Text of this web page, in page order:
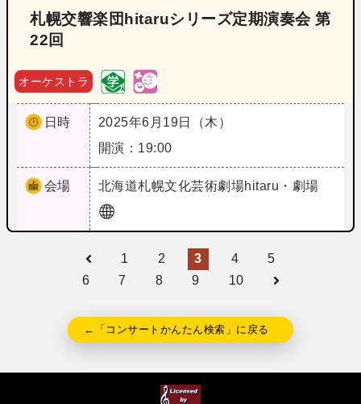
札幌交響楽団hitaruシリーズ定期演奏会 第
22回
オーケストラ
日時
2025年6月19日（木）
開演：19:00
会場 北海道札幌文化芸術劇場hitaru・劇場
1 2 3 4
5
6
7 8 9 10
←「コンサートかんたん検索」に戻る